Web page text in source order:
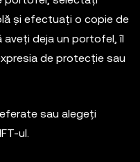
și efectuați o copie de
deja un portofel, îl
de protecție sau
sau alegeți
ul.